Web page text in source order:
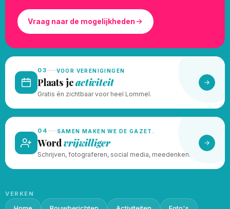
Vraag naar de mogelijkheden
03 VOOR VERENIGINGEN
Plaats jeactiviteit
Gratis én zichtbaar voor heel Lommel.
04 SAMEN MAKEN WE DE GAZET.
Wordvrijwilliger
Schrijven, fotograferen, social media, meedenken.
VERKEN